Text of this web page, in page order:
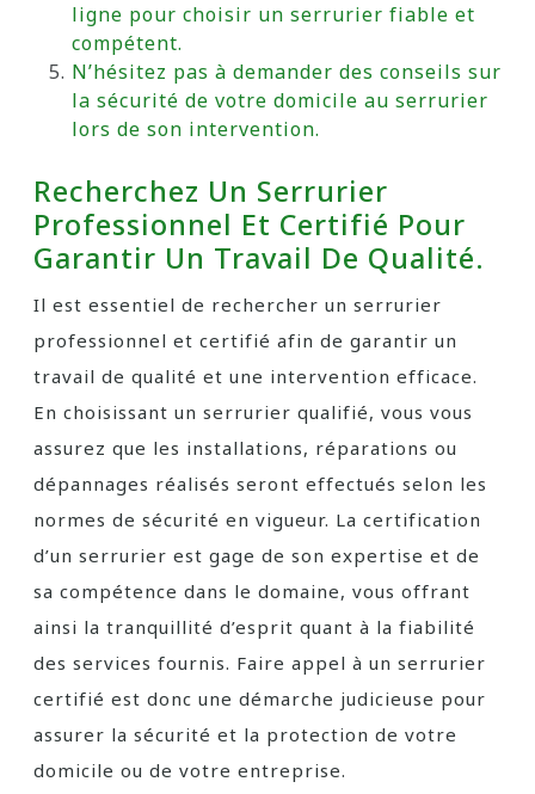
ligne pour choisir un serrurier fiable et
compétent.
N’hésitez pas à demander des conseils sur
la sécurité de votre domicile au serrurier
lors de son intervention.
Recherchez Un Serrurier
Professionnel Et Certifié Pour
Garantir Un Travail De Qualité.
Il est essentiel de rechercher un serrurier
professionnel et certifié afin de garantir un
travail de qualité et une intervention efficace.
En choisissant un serrurier qualifié, vous vous
assurez que les installations, réparations ou
dépannages réalisés seront effectués selon les
normes de sécurité en vigueur. La certification
d’un serrurier est gage de son expertise et de
sa compétence dans le domaine, vous offrant
ainsi la tranquillité d’esprit quant à la fiabilité
des services fournis. Faire appel à un serrurier
certifié est donc une démarche judicieuse pour
assurer la sécurité et la protection de votre
domicile ou de votre entreprise.